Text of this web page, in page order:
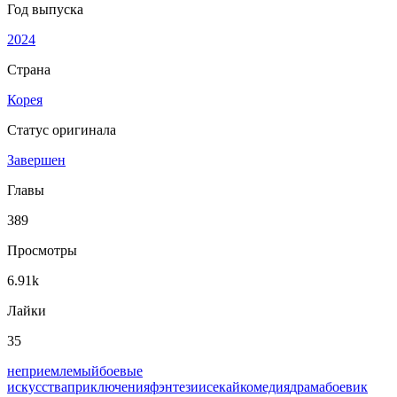
Год выпуска
2024
Страна
Корея
Статус оригинала
Завершен
Главы
389
Просмотры
6.91k
Лайки
35
неприемлемыйбоевые
искусстваприключенияфэнтезиисекайкомедиядрамабоевик